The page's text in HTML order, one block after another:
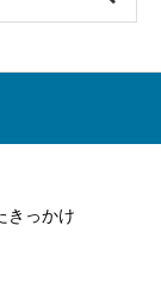
きっかけ